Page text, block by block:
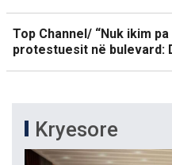
Top Channel/ “Nuk ikim
protestuesit në bulevard:
Kryesore